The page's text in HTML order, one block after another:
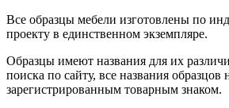
Все образцы мебели изготовлены по
проекту в единственном экземпляре.
Образцы имеют названия для их
поиска по сайту, все названия образцов
зарегистрированным товарным знаком.